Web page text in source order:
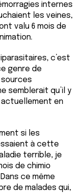
internes
les veines,
valu 6 mois de
c’est
genre de
semblerait qu’il y
actuellement en
si les
à cette
terrible, je
de chimio
ce même
de malades qui,